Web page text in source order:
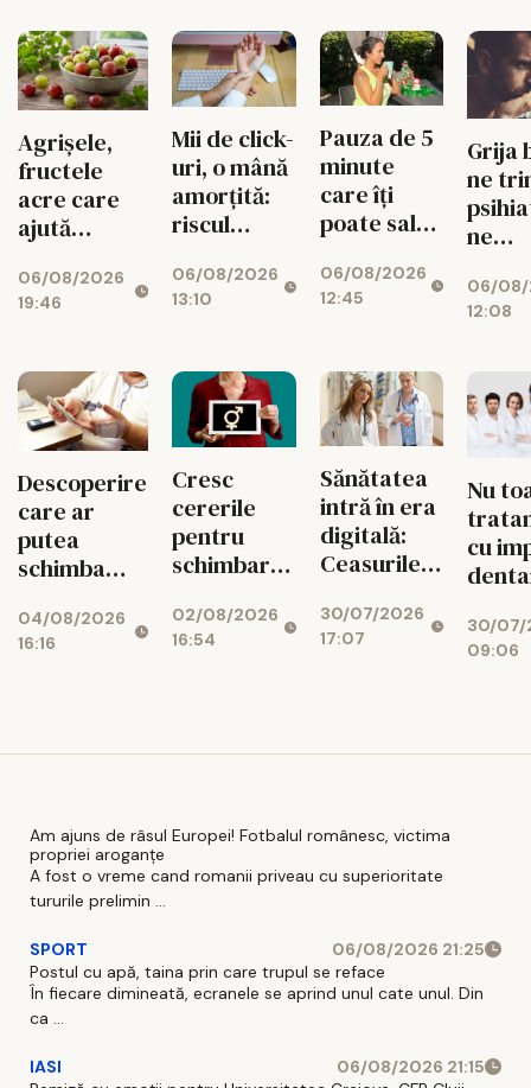
Agrișele,
fructele
acre care
ajută
imunitatea
06/08/2026
19:46
Mii de click-
uri, o mână
amorțită:
riscul
carpian
06/08/2026
13:10
Pauza de 5
minute
care îți
poate salva
birou
06/08/2026
12:45
Grija
ne
ne
06/
12:08
Descoperire
care ar
putea
schimba
diabetului
04/08/2026
16:16
Cresc
cererile
pentru
schimbarea
verifică
medicii
02/08/2026
16:54
Sănătatea
intră în era
digitală:
Ceasurile
ar putea
trimite
30/07/2026
17:07
Nu
cu
30/07/
09:06
Am ajuns de râsul Europei! Fotbalul românesc, victima
propriei aroganțe
A fost o vreme cand romanii priveau cu superioritate
tururile prelimin ...
SPORT
06/08/2026 21:25
Postul cu apă, taina prin care trupul se reface
În fiecare dimineată, ecranele se aprind unul cate unul. Din
ca ...
IASI
06/08/2026 21:15